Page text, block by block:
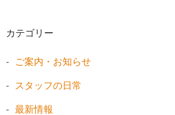
カテゴリー
ご案内・お知らせ
スタッフの日常
最新情報